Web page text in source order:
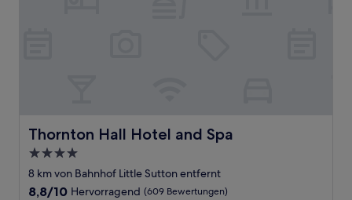
Thornton Hall Hotel and Spa
Thornton Hall Hotel and Spa
4.0-
Sterne-
Unterkunft
8 km von Bahnhof Little Sutton entfernt
8.8
8,8/10 Hervorragend (609 Bewertungen)